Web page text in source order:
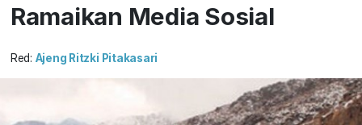
Ramaikan Media Sosial
Red: Ajeng Ritzki Pitakasari